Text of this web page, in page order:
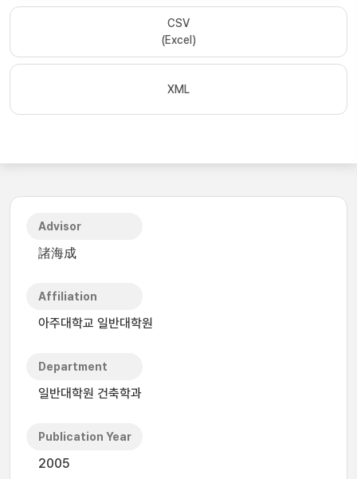
CSV
(Excel)
XML
Advisor
諸海成
Affiliation
아주대학교 일반대학원
Department
일반대학원 건축학과
Publication Year
2005